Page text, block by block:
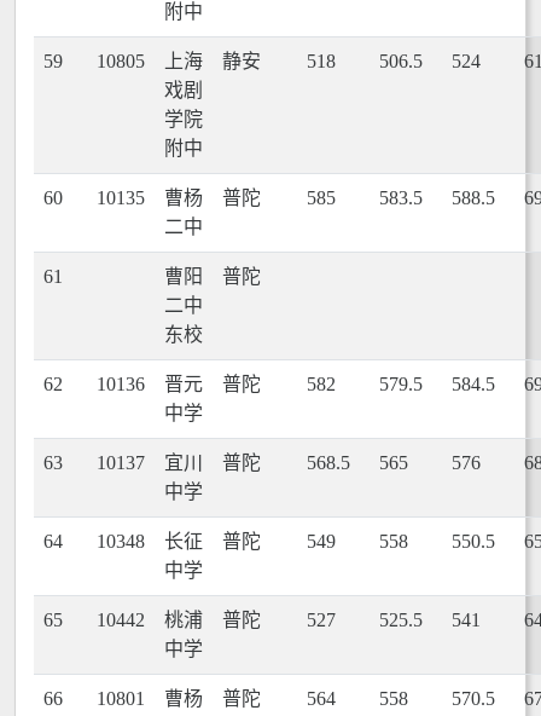
附中
59 10805
上海
戏剧
学院
附中
静安 518 506.5 524
60 10135
曹杨
二中
普陀 585 583.5 588.5
61
曹阳
二中
东校
普陀
62 10136
晋元
中学
普陀 582 579.5 584.5
63 10137
宜川
中学
普陀 568.5 565 576
64 10348
长征
中学
普陀 549 558 550.5
65 10442
桃浦
中学
普陀 527 525.5 541
66 10801
曹杨
普陀 564 558 570.5